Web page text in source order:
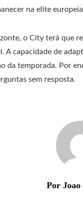
na elite
o City terá que
capacidade de
da temporada. Por
sem resposta.
Por